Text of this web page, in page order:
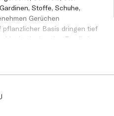
Stoffe, Schuhe,
Gerüchen
pflanzlicher Basis dringen tief
riechenden Partikel
einen angenehmen